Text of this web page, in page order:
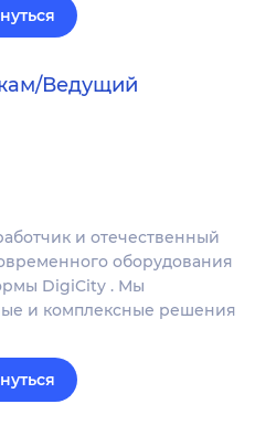
Ведущий
и отечественный
оборудования
DigiCity . Мы
и комплексные решения